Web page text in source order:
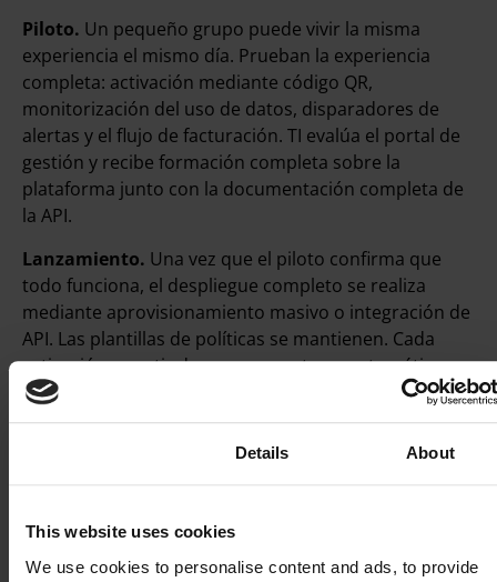
Details About
This website uses cookies
We use cookies to personalise content and ads, to provide
Piloto. Un pequeño grupo puede vivir la misma
experiencia el mismo día. Prueban la experiencia
completa: activación mediante código QR,
monitorización del uso de datos, disparadores de
alertas y el flujo de facturación. TI evalúa el portal de
gestión y recibe formación completa sobre la
plataforma junto con la documentación completa de
la API.
Lanzamiento. Una vez que el piloto confirma que
todo funciona, el despliegue completo se realiza
mediante aprovisionamiento masivo o integración de
API. Las plantillas de políticas se mantienen. Cada
activación a partir de ese momento es automática.
La lista de verificación de implementación que
dispositivo, la configuración de red, el
procesos internos de aprobación y la mantienen
como un documento vivo.